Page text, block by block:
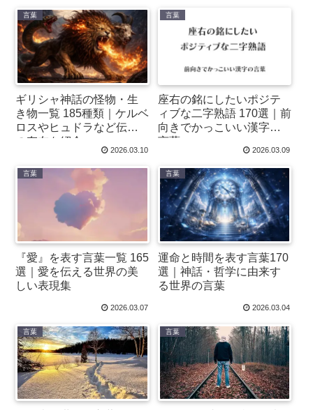
言葉
ギリシャ神話の怪物・生
き物一覧 185種類｜ケルベ
ロスやヒュドラなど伝説
の存在を紹介
2026.03.10
言葉
座右の銘にしたいポジテ
ィブな二字熟語 170選｜前
向きでかっこいい漢字の
言葉
2026.03.09
言葉
『愛』を表す言葉一覧 165
選｜愛を伝える世界の美
しい表現集
2026.03.07
言葉
運命と時間を表す言葉170
選｜神話・哲学に由来す
る世界の言葉
2026.03.04
言葉 言葉